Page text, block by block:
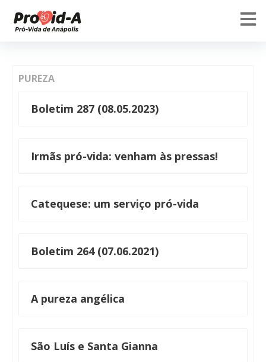
PUREZA
Boletim 287 (08.05.2023)
Irmãs pró-vida: venham às pressas!
Catequese: um serviço pró-vida
Boletim 264 (07.06.2021)
A pureza angélica
São Luís e Santa Gianna